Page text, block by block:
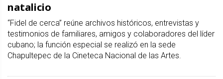
natalicio
“Fidel de cerca” reúne archivos históricos, entrevistas y
testimonios de familiares, amigos y colaboradores del líder
cubano; la función especial se realizó en la sede
Chapultepec de la Cineteca Nacional de las Artes.